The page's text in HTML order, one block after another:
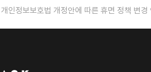
개인정보보호법 개정안에 따른 휴면 정책 변경